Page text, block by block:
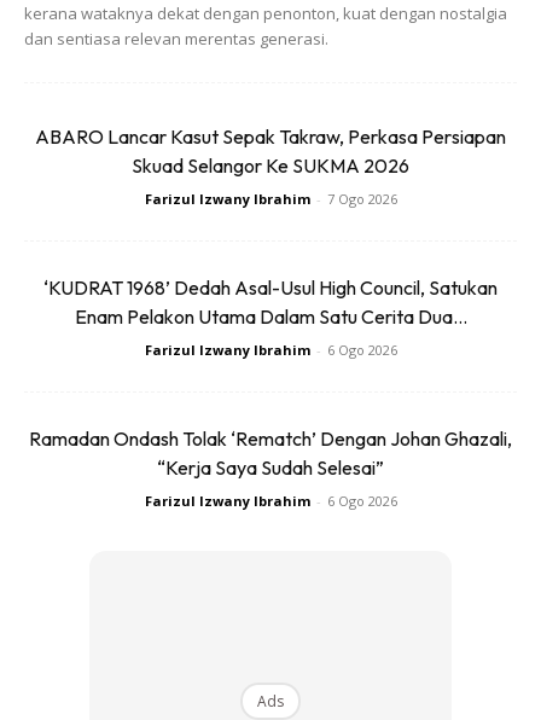
Lupakan seketika tentang kerja atau tugas rutin. Fokus
attachment play’yang membuatkan anak-anak sentiasa
yakin dengan perhatian serta kasih sayang dari ibu bapa
kerana wataknya dekat dengan penonton, kuat dengan nostalgia
dan sentiasa relevan merentas generasi.
ABARO Lancar Kasut Sepak Takraw, Perkasa Persiapan
Skuad Selangor Ke SUKMA 2026
Farizul Izwany Ibrahim - 7 Ogo 2026
‘KUDRAT 1968’ Dedah Asal-Usul High Council, Satukan
Enam Pelakon Utama Dalam Satu Cerita Dua...
Farizul Izwany Ibrahim - 6 Ogo 2026
Ramadan Ondash Tolak ‘Rematch’ Dengan Johan Ghazali,
“Kerja Saya Sudah Selesai”
Farizul Izwany Ibrahim - 6 Ogo 2026
Ads